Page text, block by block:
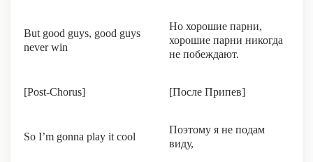
But good guys, good guys
never win
Но хорошие парни,
хорошие парни никогда
не побеждают.
[Post-Chorus] [После Припев]
So I’m gonna play it cool
Поэтому я не подам
виду,